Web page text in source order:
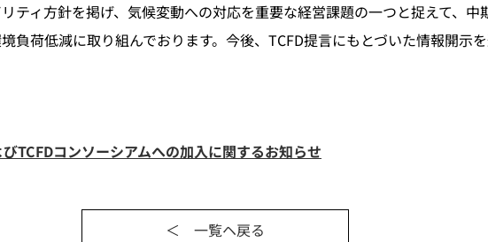
ティ方針を掲げ、気候変動への対応を重要な経営課題の一つと捉えて、中
負荷低減に取り組んでおります。今後、TCFD提言にもとづいた情報開示
TCFDコンソーシアムへの加入に関するお知らせ
＜ 一覧ヘ戻る